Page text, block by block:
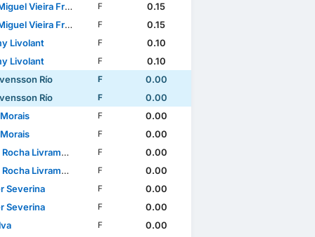
Freitas Silva Marques
F
0.15
Freitas Silva Marques
F
0.15
Livolant
F
0.10
Livolant
F
0.10
Río
F
0.00
Río
F
0.00
F
0.00
F
0.00
Livramento do Rosario
F
0.00
Livramento do Rosario
F
0.00
Severina
F
0.00
Severina
F
0.00
F
0.00